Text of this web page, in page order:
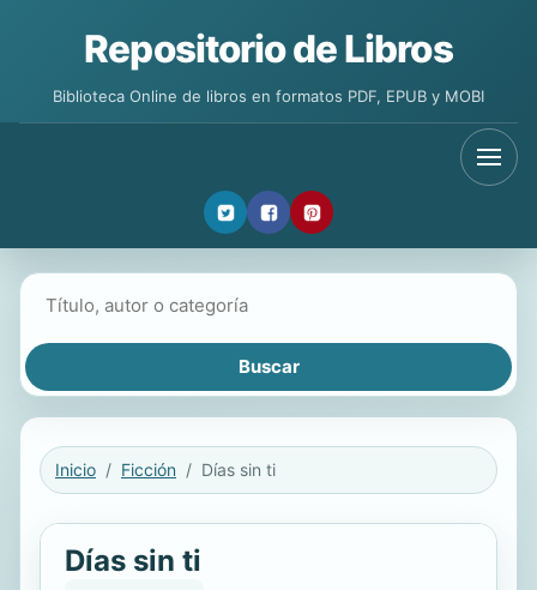
Repositorio de Libros
Biblioteca Online de libros en formatos PDF, EPUB y MOBI
Inicio Ficción Días sin ti
Días sin ti